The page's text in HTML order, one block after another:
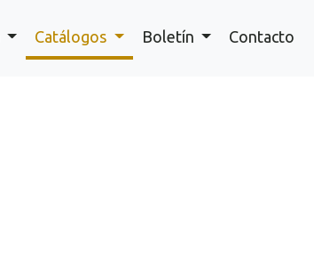
Catálogos Boletín Contacto